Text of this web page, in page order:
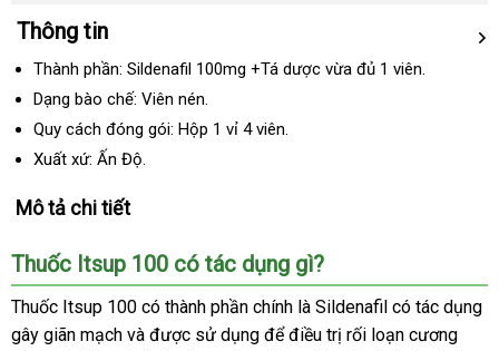
Thông tin
Thành phần: Sildenafil 100mg +Tá dược vừa đủ 1 viên.
Dạng bào chế: Viên nén.
Quy cách đóng gói: Hộp 1 vỉ 4 viên.
Xuất xứ: Ấn Độ.
Mô tả chi tiết
Thuốc Itsup 100 có tác dụng gì?
Thuốc Itsup 100 có thành phần chính là Sildenafil có tác dụng
gây giãn mạch hàng
và chiết
được sử dụng ở
để điều trị rối loạn cương